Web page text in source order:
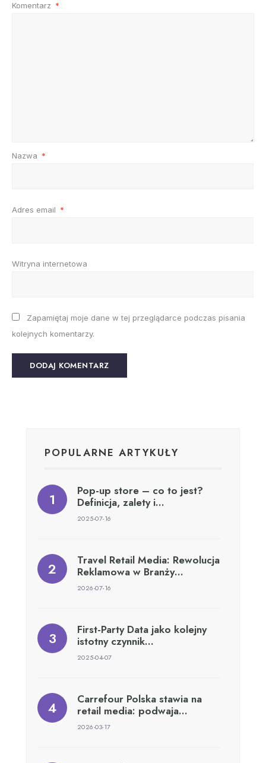
Komentarz *
Nazwa *
Adres email *
Witryna internetowa
Zapamiętaj moje dane w tej przeglądarce podczas pisania
kolejnych komentarzy.
POPULARNE ARTYKUŁY
Pop-up store – co to jest?
Definicja, zalety i…
2025-07-16
Travel Retail Media: Rewolucja
Reklamowa w Branży…
2026-07-16
First-Party Data jako kolejny
istotny czynnik…
2025-04-07
Carrefour Polska stawia na
retail media: podwaja…
2026-03-17